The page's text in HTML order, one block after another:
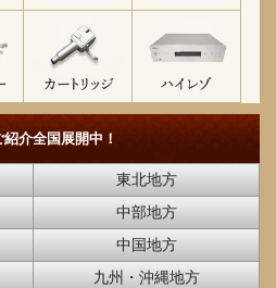
紹介全国展開中！
東北地方
中部地方
中国地方
九州・沖縄地方